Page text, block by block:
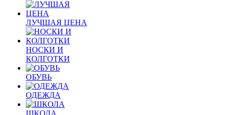
ЛУЧШАЯ ЦЕНА
НОСКИ И
КОЛГОТКИ
ОБУВЬ
ОДЕЖДА
ШКОЛА